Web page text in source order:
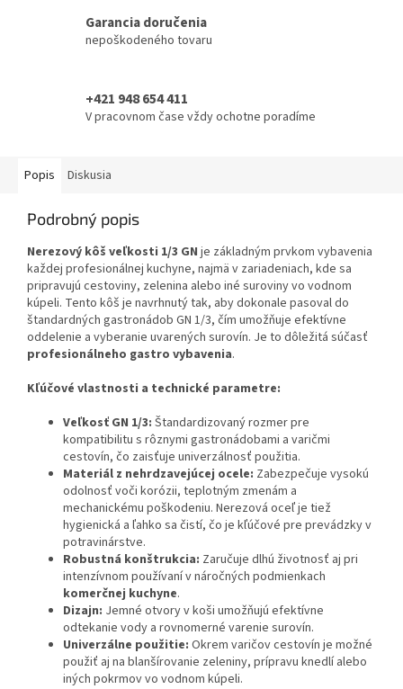
Garancia doručenia
nepoškodeného tovaru
+421 948 654 411
V pracovnom čase vždy ochotne poradíme
Popis Diskusia
Podrobný popis
Nerezový kôš veľkosti 1/3 GN je základným prvkom vybavenia
každej profesionálnej kuchyne, najmä v zariadeniach, kde sa
pripravujú cestoviny, zelenina alebo iné suroviny vo vodnom
kúpeli. Tento kôš je navrhnutý tak, aby dokonale pasoval do
štandardných gastronádob GN 1/3, čím umožňuje efektívne
oddelenie a vyberanie uvarených surovín. Je to dôležitá súčasť
profesionálneho gastro vybavenia.
Kľúčové vlastnosti a technické parametre:
Veľkosť GN 1/3: Štandardizovaný rozmer pre
kompatibilitu s rôznymi gastronádobami a varičmi
cestovín, čo zaisťuje univerzálnosť použitia.
Materiál z nehrdzavejúcej ocele: Zabezpečuje vysokú
odolnosť voči korózii, teplotným zmenám a
mechanickému poškodeniu. Nerezová oceľ je tiež
hygienická a ľahko sa čistí, čo je kľúčové pre prevádzky v
potravinárstve.
Robustná konštrukcia: Zaručuje dlhú životnosť aj pri
intenzívnom používaní v náročných podmienkach
komerčnej kuchyne.
Dizajn: Jemné otvory v koši umožňujú efektívne
odtekanie vody a rovnomerné varenie surovín.
Univerzálne použitie: Okrem varičov cestovín je možné
použiť aj na blanšírovanie zeleniny, prípravu knedlí alebo
iných pokrmov vo vodnom kúpeli.